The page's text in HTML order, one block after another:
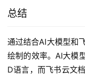
总结
通过结合AI大模型和
绘制的效率。AI大模
D语言，而飞书云文